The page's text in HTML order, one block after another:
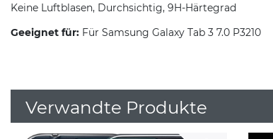
Keine Luftblasen, Durchsichtig, 9H-Härtegrad
Geeignet für: Für Samsung Galaxy Tab 3 7.0 P3210
Verwandte Produkte